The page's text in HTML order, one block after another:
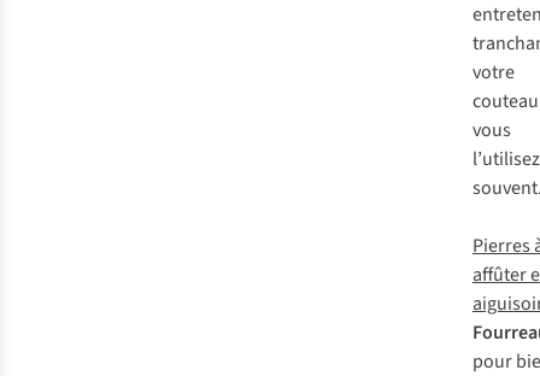
votre
vous
l’utilisez
Pierres
affûter
pour